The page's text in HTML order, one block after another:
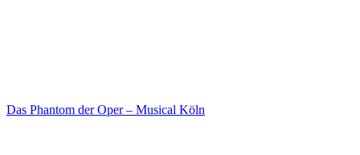
Das Phantom der Oper – Musical Köln